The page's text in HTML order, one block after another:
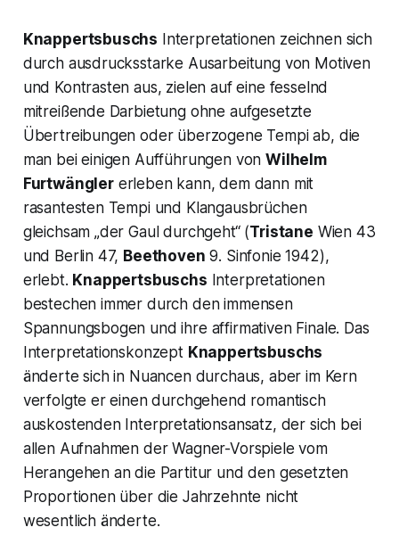
Knappertsbuschs Interpretationen zeichnen sich
durch ausdrucksstarke Ausarbeitung von Motiven
und Kontrasten aus, zielen auf eine fesselnd
mitreißende Darbietung ohne aufgesetzte
Übertreibungen oder überzogene Tempi ab, die
man bei einigen Aufführungen vonWilhelm
Furtwänglererleben kann, dem dann mit
rasantesten Tempi und Klangausbrüchen
gleichsam „der Gaul durchgeht“ (Tristane Wien 43
und Berlin 47, Beethoven 9. Sinfonie 1942),
erlebt. Knappertsbuschs Interpretationen
bestechen immer durch den immensen
Spannungsbogen und ihre affirmativen Finale. Das
Interpretationskonzept Knappertsbuschs
änderte sich in Nuancen durchaus, aber im Kern
verfolgte er einen durchgehend romantisch
auskostenden Interpretationsansatz, der sich bei
allen Aufnahmen der Wagner-Vorspiele vom
Herangehen an die Partitur und den gesetzten
Proportionen über die Jahrzehnte nicht
wesentlich änderte.